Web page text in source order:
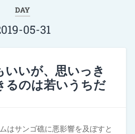
DAY
05-31
いいが、思いっき
るのは若いうちだ
はサンゴ礁に悪影響を及ぼすと